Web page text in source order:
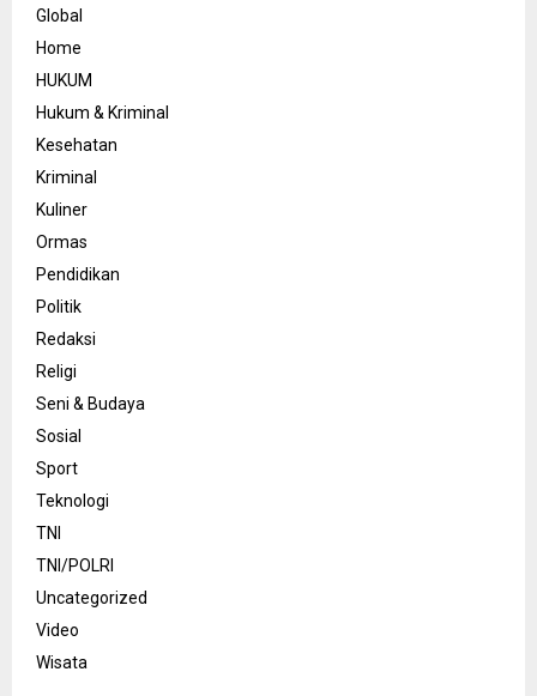
Global
Home
HUKUM
Hukum & Kriminal
Kesehatan
Kriminal
Kuliner
Ormas
Pendidikan
Politik
Redaksi
Religi
Seni & Budaya
Sosial
Sport
Teknologi
TNI
TNI/POLRI
Uncategorized
Video
Wisata